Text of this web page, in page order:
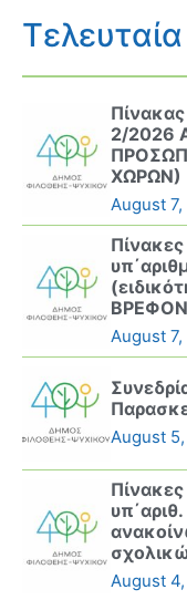
2/2026
ΧΩΡΩΝ)
August
August
August
August